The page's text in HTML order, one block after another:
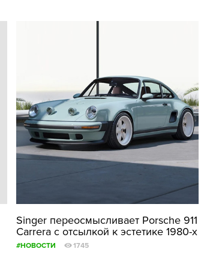
Singer переосмысливает Porsche 911
Carrera с отсылкой к эстетике 1980-х
#НОВОСТИ 1745